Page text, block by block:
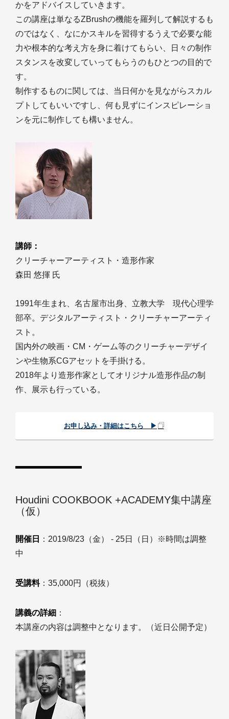
かをアドバイスしていきます。
この講座は単なるZBrushの機能を羅列して解説するも
のではなく、なにかスキルを習得するうえで必要な能
力や根本的な考え方を身に着けてもらい、日々の制作
スタンスを改変していってもらうのもひとつの目的で
す。
制作するものに関しては、当日何かを見ながらスカル
プトしてもいいですし、何も見ずにインスピレーショ
ンを元に制作しても構いません。
講師：
クリーチャーアーティスト・造形作家
森田 悠揮 氏
1991年生まれ、名古屋市出身、立教大学 現代心理学
部卒。デジタルアーティスト・クリーチャーアーティ
スト。
国内外の映画・CM・ゲーム等のクリーチャーデザイ
ンや生物系CGアセットを手掛ける。
2018年より造形作家としてオリジナル造形作品の制
作、展示も行っている。
お申し込み・詳細はこちら ▶︎
Houdini COOKBOOK +ACADEMY集中講座
（仮）
開催日
：2019/8/23（金） - 25日（日）※時間は調整
中
受講料：35,000円（税抜）
講義の詳細 ：
本講座の内容は調整中となります。（近日公開予定）